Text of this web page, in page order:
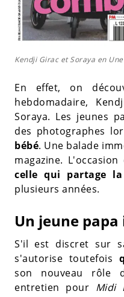
Kendji Girac et Soraya en
En effet, on
hebdomadaire,
Soraya. Les jeunes
des photographes
bébé. Une balade
magazine.
celle qui partage
plusieurs années.
Un jeune
S'il est discret sur
s'autorise toutefois
son nouveau rôle
entretien pour Midi